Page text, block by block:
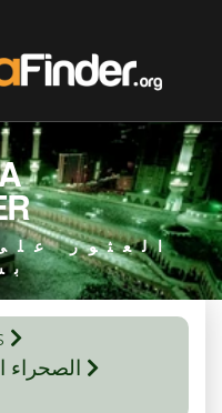
العثور
الصحراء